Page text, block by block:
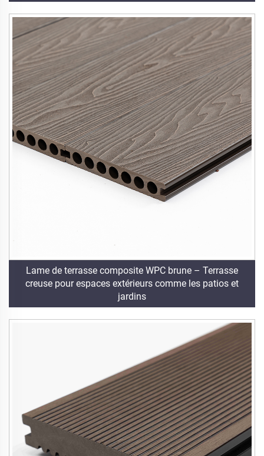
Lame de terrasse composite WPC brune – Terrasse
creuse pour espaces extérieurs comme les patios et
jardins